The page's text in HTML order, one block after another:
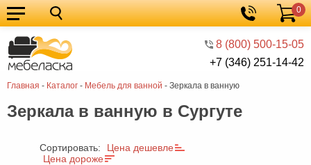
8 (800) 500-15-05
+7 (346) 251-14-42
Корзина
0
Главная - Каталог - Мебель для ванной - Зеркала в ванную
Кухонные
гарнитуры
Мебель
для
кухни
Мебель
для
спальни
Кровати
Шкафы
Зеркала в ванную в Сургуте
Сортировать:
Цена дешевле
Цена дороже